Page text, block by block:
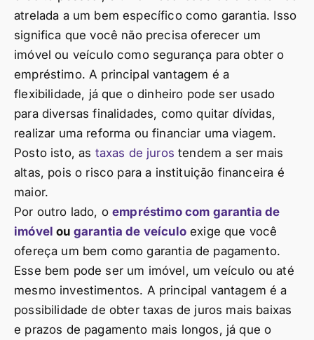
atrelada a um bem específico como garantia. Isso
significa que você não precisa oferecer um
imóvel ou veículo como segurança para obter o
empréstimo. A principal vantagem é a
flexibilidade, já que o dinheiro pode ser usado
para diversas finalidades, como quitar dívidas,
realizar uma reforma ou financiar uma viagem.
Posto isto, as taxas de juros tendem a ser mais
altas, pois o risco para a instituição financeira é
maior.
Por outro lado, oempréstimo com garantia de
imóvel ou garantia de veículoexige que você
ofereça um bem como garantia de pagamento.
Esse bem pode ser um imóvel, um veículo ou até
mesmo investimentos. A principal vantagem é a
possibilidade de obter taxas de juros mais baixas
e prazos de pagamento mais longos, já que o